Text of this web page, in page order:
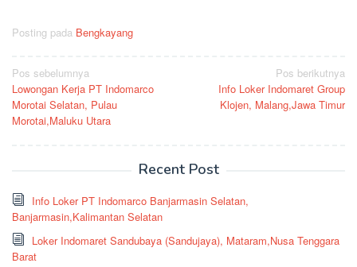
Posting pada Bengkayang
Navigasi
pos
Pos sebelumnya
Lowongan Kerja PT Indomarco
Morotai Selatan, Pulau
Morotai,Maluku Utara
Pos berikutnya
Info Loker Indomaret Group
Klojen, Malang,Jawa Timur
Recent Post
Info Loker PT Indomarco Banjarmasin Selatan,
Banjarmasin,Kalimantan Selatan
Loker Indomaret Sandubaya (Sandujaya), Mataram,Nusa Tenggara
Barat